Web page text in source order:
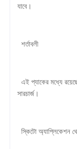
যাবে।
শর্তাবলী
এই প্যাকের মধ্যে
সারচার্জ।
স্কিটো অ্যাপ্লিকেশন